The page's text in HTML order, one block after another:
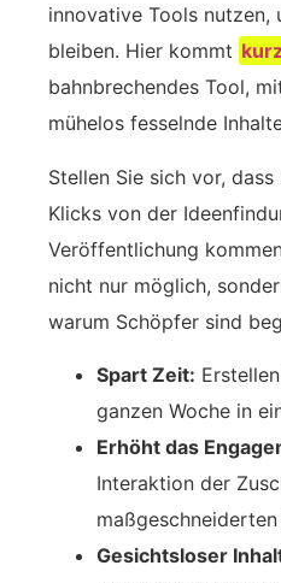
innovative Tools nutzen,
bleiben. Hier kommt
bahnbrechendes Tool,
mühelos fesselnde
Stellen Sie sich vor,
Klicks von der
Veröffentlichung
nicht nur möglich,
warum Schöpfer sind
Spart Zeit:
ganzen Woche in
Erhöht das
Interaktion der
Gesichtsloser